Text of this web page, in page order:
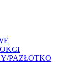
PAZŁOTKO